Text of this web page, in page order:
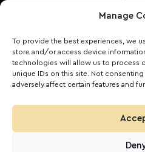
Manage
To provide the best experiences, we
store and/or access device
technologies will allow us to process
unique IDs on this site. Not
adversely affect certain features and
Malta
+356 27131574
FOLLOW US